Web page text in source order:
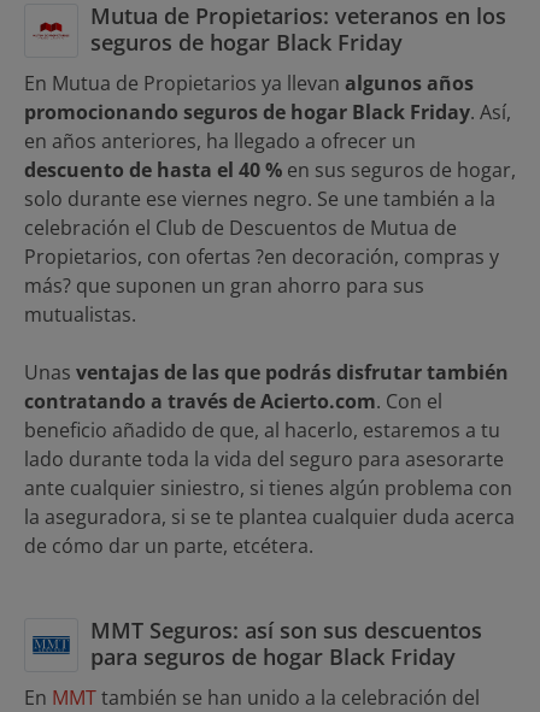
Mutua de Propietarios: veteranos en los
seguros de hogar Black Friday
En Mutua de Propietarios ya llevan algunos años
promocionando seguros de hogar Black Friday. Así,
en años anteriores, ha llegado a ofrecer un
descuento de hasta el 40 % en sus seguros de hogar,
solo durante ese viernes negro. Se une también a la
celebración el Club de Descuentos de Mutua de
Propietarios, con ofertas ?en decoración, compras y
más? que suponen un gran ahorro para sus
mutualistas.
Unas ventajas de las que podrás disfrutar también
contratando a través de Acierto.com. Con el
beneficio añadido de que, al hacerlo, estaremos a tu
lado durante toda la vida del seguro para asesorarte
ante cualquier siniestro, si tienes algún problema con
la aseguradora, si se te plantea cualquier duda acerca
de cómo dar un parte, etcétera.
MMT Seguros: así son sus descuentos
para seguros de hogar Black Friday
En MMTtambién se han unido a la celebración del